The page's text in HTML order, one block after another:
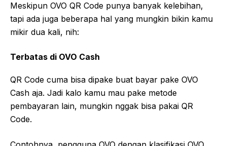
Meskipun OVO QR Code punya banyak kelebihan,
tapi ada juga beberapa hal yang mungkin bikin kamu
mikir dua kali, nih:
Terbatas di OVO Cash
QR Code cuma bisa dipake buat bayar pake OVO
Cash aja. Jadi kalo kamu mau pake metode
pembayaran lain, mungkin nggak bisa pakai QR
Code.